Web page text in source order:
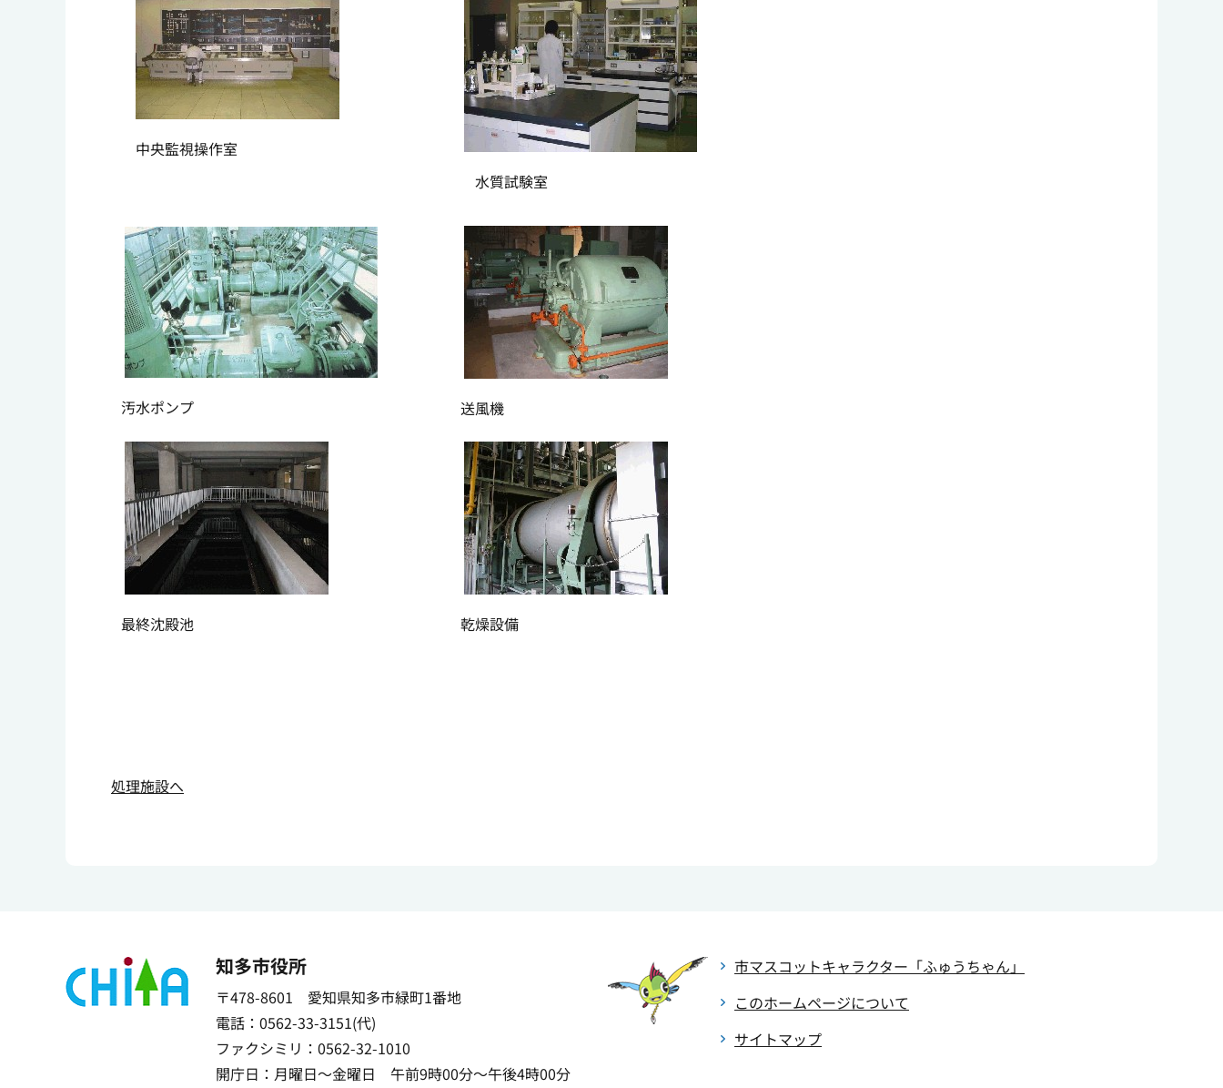
中央監視操作室
水質試験室
汚水ポンプ 送風機
最終沈殿池 乾燥設備
処理施設へ
知多市役所
〒478-8601 愛知県知多市緑町1番地
電話：0562-33-3151(代)
ファクシミリ：0562-32-1010
開庁日：月曜日～金曜日 午前9時00分～午後4時00分
市マスコットキャラクター 「ふゅうちゃん」
このホームページについて
サイトマップ